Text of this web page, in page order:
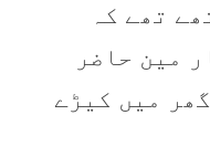
تھے کہ
مین حاضر
میں کیڑے